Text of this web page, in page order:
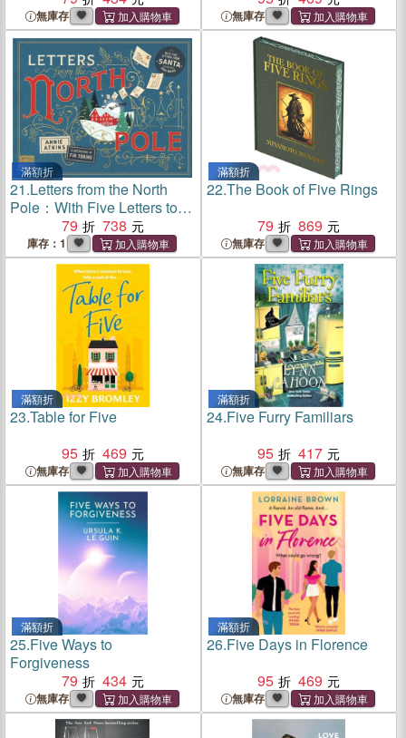
無庫存 無庫存
滿額折
21.Letters from the North
Pole：With Five Letters to
Pull Out and Read (英國版)
79 738
庫存：1
滿額折
22.The Book of Five Rings
79
869
無庫存
滿額折
23.Table for Five
95
469
無庫存
滿額折
24.Five Furry Familiars
95
417
無庫存
滿額折
25.Five Ways to
Forgiveness
79
434
無庫存
滿額折
26.Five Days in Florence
95
469
無庫存